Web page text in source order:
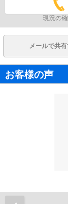
現況の
メールで共
お客様の声